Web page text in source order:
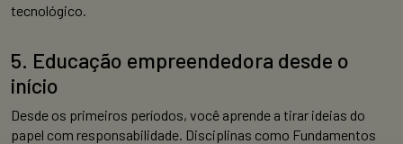
tecnológico.
5. Educação empreendedora desde o
início
Desde os primeiros períodos, você aprende a tirar ideias do
papel com responsabilidade. Disciplinas como Fundamentos